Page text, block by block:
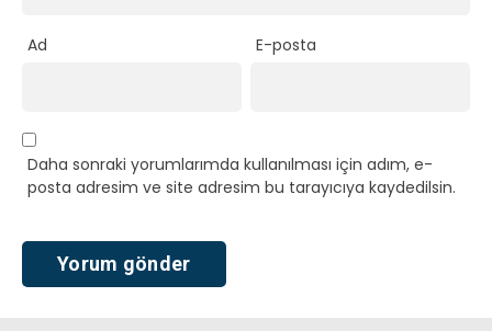
Ad E-posta
Daha sonraki yorumlarımda kullanılması için adım, e-
posta adresim ve site adresim bu tarayıcıya kaydedilsin.